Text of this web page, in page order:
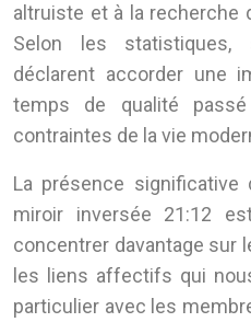
altruiste et à la recherche
Selon les
déclarent accorder une
temps de qualité
contraintes de la vie
La présence significative
miroir inversée 21:12
concentrer davantage sur
les liens affectifs qui
particulier avec les